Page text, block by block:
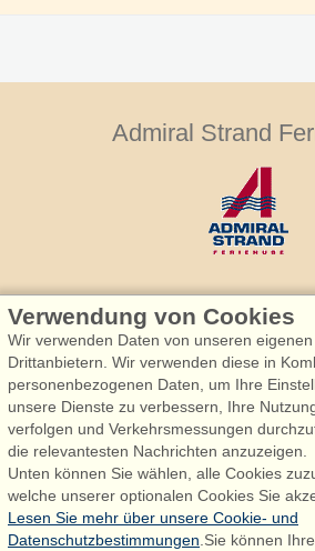
Admiral Strand
Admiral Strand
Houstrupvej 170,
6830 Nørre Nebel
+45 70 60 87 78
Følg os på:
Verwendung von Cookies
Wir verwenden Daten von unseren
Drittanbietern. Wir verwenden diese in
personenbezogenen Daten, um Ihre
unsere Dienste zu verbessern, Ihre
verfolgen und Verkehrsmessungen
die relevantesten Nachrichten anzuzeigen.
Unten können Sie wählen, alle Cookies
welche unserer optionalen Cookies Sie
Lesen Sie mehr über unsere Cookie- und
Datenschutzbestimmungen .Sie können